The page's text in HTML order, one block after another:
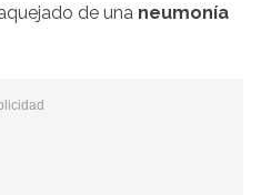
de una neumonía